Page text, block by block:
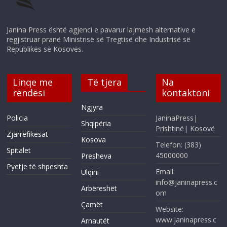
Janina Press është agjenci e pavarur lajmesh alternative e
regjistruar pranë Ministrisë së Tregtisë dhe Industrisë së
Republikës së Kosovës.
Linqe me
rëndësi
Policia
Zjarrëfikësat
Spitalet
Pyetje të shpeshta
Të tjera
Ngjyra
Shqipëria
Kosova
Presheva
Ulqini
Arbëreshët
Çamët
Arnautët
Na
kontaktoni
JaninaPress|
Prishtinë| Kosovë
Telefon: (383)
45000000
Email:
info@janinapress.c
om
Website:
www.janinapress.c